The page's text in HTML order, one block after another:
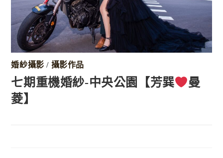
婚紗攝影 / 攝影作品
七期重機婚紗-中央公園【芳巽
曼
菱】